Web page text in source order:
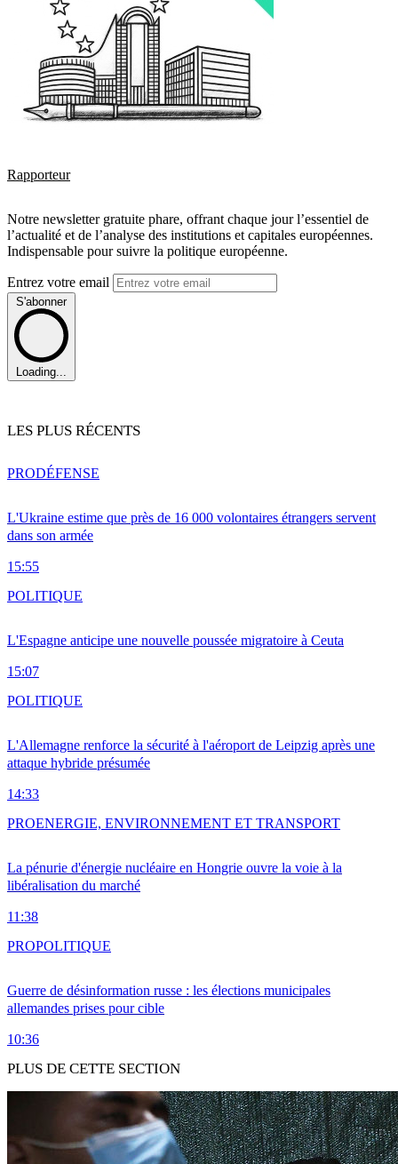
Rapporteur
Notre newsletter gratuite phare, offrant chaque jour l’essentiel de
l’actualité et de l’analyse des institutions et capitales européennes.
Indispensable pour suivre la politique européenne.
Entrez votre email
S'abonner
Loading...
LES PLUS RÉCENTS
L'Ukraine estime que près de 16 000 volontaires étrangers servent
dans son armée
15:55
PRODÉFENSE
L'Espagne anticipe une nouvelle poussée migratoire à Ceuta
15:07
POLITIQUE
L'Allemagne renforce la sécurité à l'aéroport de Leipzig après une
attaque hybride présumée
14:33
POLITIQUE
La pénurie d'énergie nucléaire en Hongrie ouvre la voie à la
libéralisation du marché
11:38
PROENERGIE, ENVIRONNEMENT ET TRANSPORT
Guerre de désinformation russe : les élections municipales
allemandes prises pour cible
10:36
PROPOLITIQUE
PLUS DE CETTE SECTION